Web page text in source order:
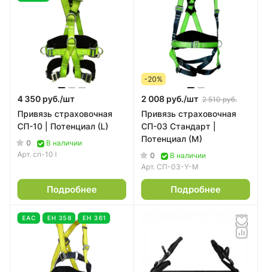
4 350 руб./шт
Привязь страховочная
СП-10 | Потенциал (L)
0
В наличии
Арт. сп-10 l
Подробнее
-20%
2 008 руб./шт 2 510 руб.
Привязь страховочная
СП-03 Стандарт |
Потенциал (M)
0
В наличии
Арт. СП-03-Y-M
Подробнее
EAC ЕН 358 ЕН 361